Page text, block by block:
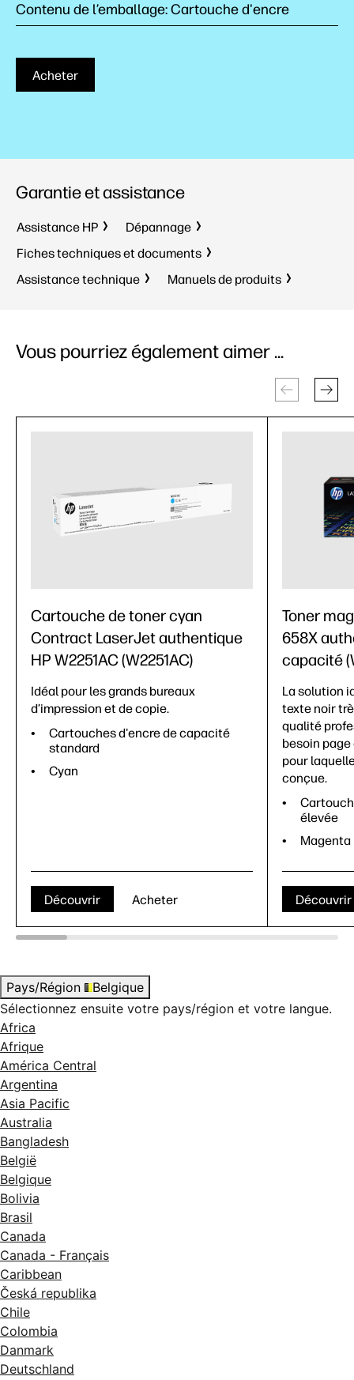
Contenu de l’emballage: Cartouche d'encre
Acheter
Garantie et assistance
Assistance HP
Dépannage
Fiches techniques et documents
Assistance technique
Manuels de produits
Vous pourriez également aimer ...
Cartouche de toner cyan
Contract LaserJet authentique
HP W2251AC (W2251AC)
Idéal pour les grands bureaux
d’impression et de copie.
Cartouches d'encre de capacité
standard
Cyan
Découvrir Acheter
Toner
658X
capacité
La solution
texte noir
qualité
besoin page
pour
conçue.
élevée
Magenta
Découvrir
Pays/Région
Belgique
Sélectionnez ensuite votre pays/région et votre langue.
Africa
Afrique
América Central
Argentina
Asia Pacific
Australia
Bangladesh
België
Belgique
Bolivia
Brasil
Canada
Canada - Français
Caribbean
Česká republika
Chile
Colombia
Danmark
Deutschland